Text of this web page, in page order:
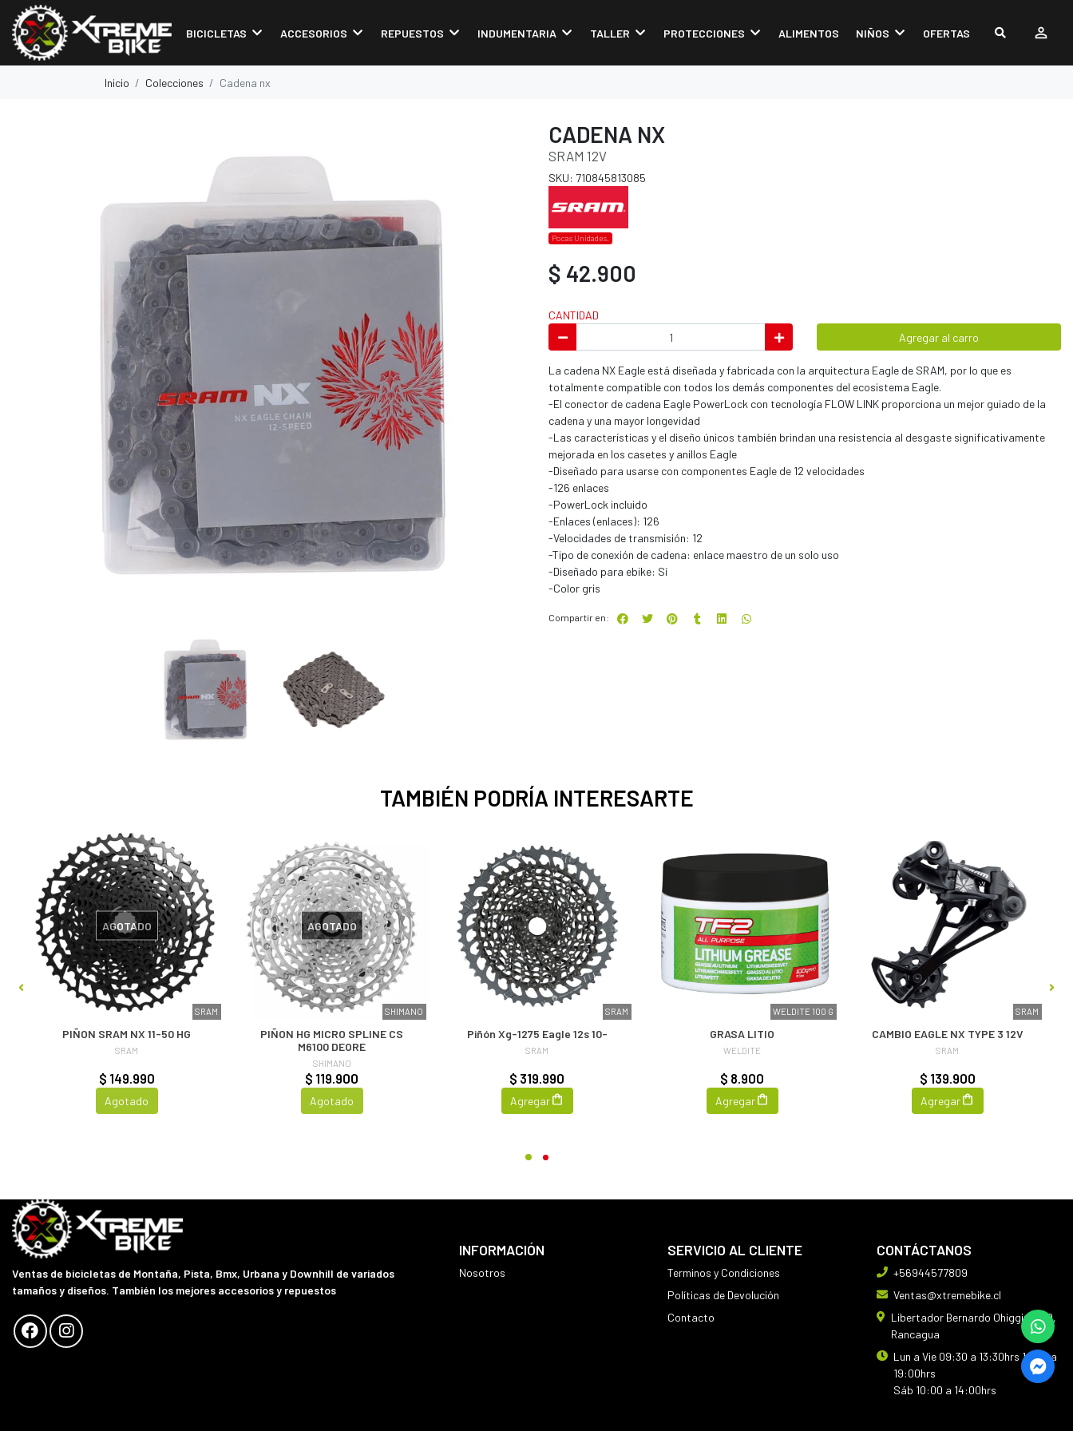
BICICLETAS ACCESORIOS REPUESTOS INDUMENTARIA TALLER PROTECCIONES ALIMENTOS NIÑOS OFERTAS
Inicio Colecciones Cadena nx
CADENA NX
SRAM 12V
SKU: 710845813085
Pocas Unidades.
$ 42.900
CANTIDAD
Agregar al carro
La cadena NX Eagle está diseñada y fabricada con la arquitectura Eagle de SRAM, por lo que es
totalmente compatible con todos los demás componentes del ecosistema Eagle.
-El conector de cadena Eagle PowerLock con tecnología FLOW LINK proporciona un mejor guiado de la
cadena y una mayor longevidad
-Las características y el diseño únicos también brindan una resistencia al desgaste significativamente
mejorada en los casetes y anillos Eagle
-Diseñado para usarse con componentes Eagle de 12 velocidades
-126 enlaces
-PowerLock incluido
-Enlaces (enlaces): 126
-Velocidades de transmisión: 12
-Tipo de conexión de cadena: enlace maestro de un solo uso
-Diseñado para ebike: Sí
-Color gris
Compartir en:
TAMBIÉN PODRÍA INTERESARTE
SRAM
AGOTADO
PIÑON SRAM NX 11-50 HG
SRAM
$ 149.990
Agotado
SHIMANO
AGOTADO
PIÑON HG MICRO SPLINE CS
M6100 DEORE
SHIMANO
$ 119.900
Agotado
SRAM
Piñón Xg-1275 Eagle 12s 10-
SRAM
$ 319.990
Agregar
WELDITE 100 G
GRASA LITIO
WELDITE
$ 8.900
Agregar
SRAM
CAMBIO EAGLE NX TYPE 3 12V
SRAM
$ 139.900
Agregar
Ventas de bicicletas de Montaña, Pista, Bmx, Urbana y Downhill de variados
tamaños y diseños. También los mejores accesorios y repuestos
INFORMACIÓN
Nosotros
SERVICIO AL CLIENTE
Terminos y Condiciones
Políticas de Devolución
Contacto
CONTÁCTANOS
+56944577809
Ventas@xtremebike.cl
Libertador Bernardo Ohiggins 410,
Rancagua
Lun a Vie 09:30 a 13:30hrs 14:30 a
19:00hrs
Sáb 10:00 a 14:00hrs